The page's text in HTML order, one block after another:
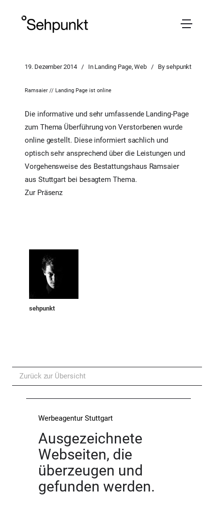
19. Dezember 2014 In Landing Page,Web By sehpunkt
Ramsaier // Landing Page ist online
Die informative und sehr umfassende Landing-Page
zum Thema Überführung von Verstorbenen wurde
online gestellt. Diese informiert sachlich und
optisch sehr ansprechend über die Leistungen und
Vorgehensweise des Bestattungshaus Ramsaier
aus Stuttgart bei besagtem Thema.
Zur Präsenz
sehpunkt
Zurück zur Übersicht
Werbeagentur Stuttgart
Ausgezeichnete
Webseiten, die
überzeugen und
gefunden werden.